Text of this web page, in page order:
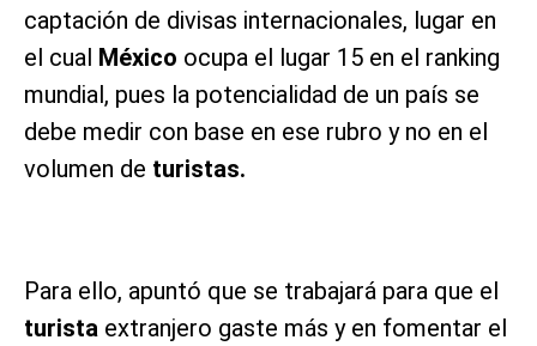
captación de divisas internacionales, lugar en
el cual México ocupa el lugar 15 en el ranking
mundial, pues la potencialidad de un país se
debe medir con base en ese rubro y no en el
volumen de turistas.
Para ello, apuntó que se trabajará para que el
turista extranjero gaste más y en fomentar el